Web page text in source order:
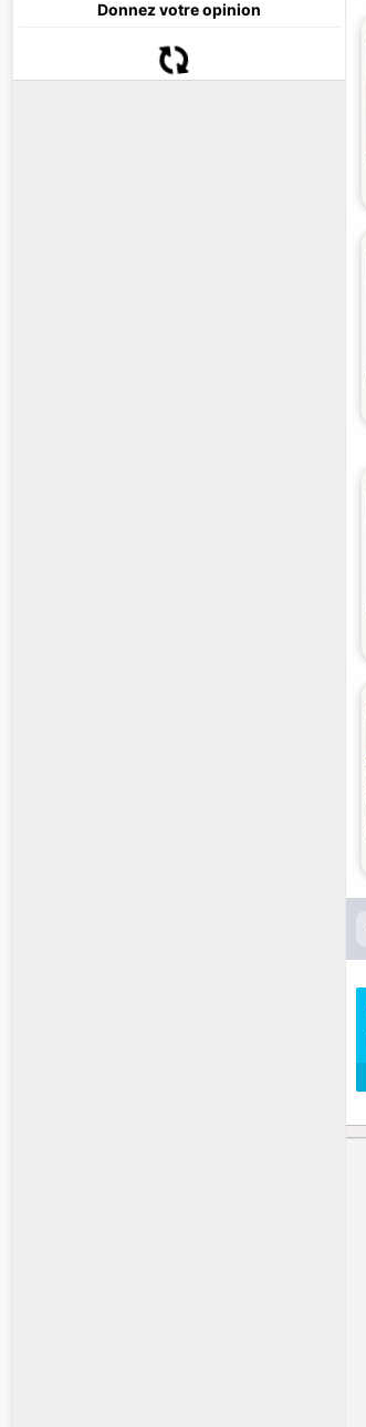
Donnez votre opinion